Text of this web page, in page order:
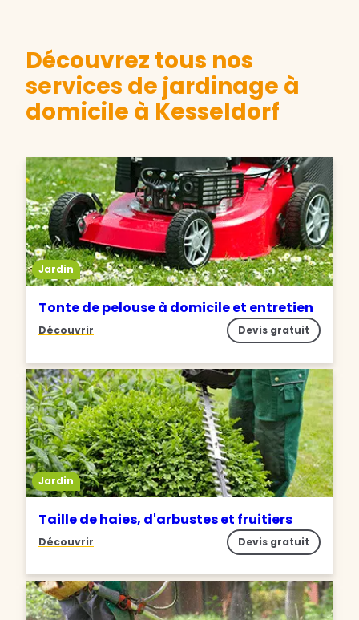
Découvrez tous nos
services de jardinage à
domicile à Kesseldorf
Jardin
Tonte de pelouse à domicile et entretien
Découvrir Devis gratuit
Jardin
Taille de haies, d'arbustes et fruitiers
Découvrir Devis gratuit